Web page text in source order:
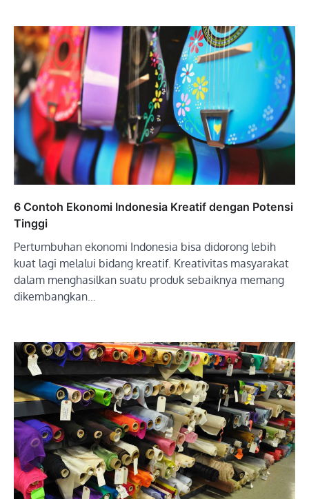
6 Contoh Ekonomi Indonesia Kreatif dengan Potensi
Tinggi
Pertumbuhan ekonomi Indonesia bisa didorong lebih
kuat lagi melalui bidang kreatif. Kreativitas masyarakat
dalam menghasilkan suatu produk sebaiknya memang
dikembangkan…